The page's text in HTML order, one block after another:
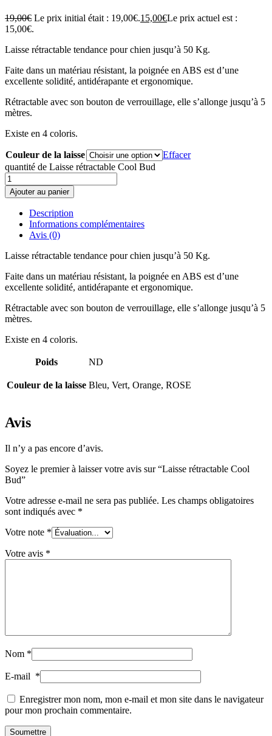
19,00€ Le prix initial était : 19,00€.15,00€Le prix actuel est :
15,00€.
Laisse rétractable tendance pour chien jusqu’à 50 Kg.
Faite dans un matériau résistant, la poignée en ABS est d’une
excellente solidité, antidérapante et ergonomique.
Rétractable avec son bouton de verrouillage, elle s’allonge jusqu’à 5
mètres.
Existe en 4 coloris.
Couleur de la laisse
Effacer
quantité de Laisse rétractable Cool Bud
Ajouter au panier
Description
Informations complémentaires
Avis (0)
Laisse rétractable tendance pour chien jusqu’à 50 Kg.
Faite dans un matériau résistant, la poignée en ABS est d’une
excellente solidité, antidérapante et ergonomique.
Rétractable avec son bouton de verrouillage, elle s’allonge jusqu’à 5
mètres.
Existe en 4 coloris.
Poids ND
Couleur de la laisse Bleu, Vert, Orange, ROSE
Avis
Il n’y a pas encore d’avis.
Soyez le premier à laisser votre avis sur “Laisse rétractable Cool
Bud”
Votre adresse e-mail ne sera pas publiée. Les champs obligatoires
sont indiqués avec *
Votre note *
Votre avis *
Nom *
E-mail *
Enregistrer mon nom, mon e-mail et mon site dans le navigateur
pour mon prochain commentaire.